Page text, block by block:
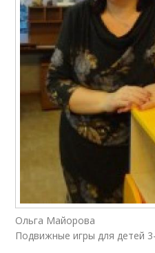
Ольга Майорова
Подвижные игры для детей